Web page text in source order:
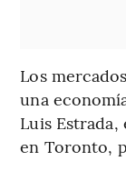
Los
una
Luis Estrada,
en Toronto,